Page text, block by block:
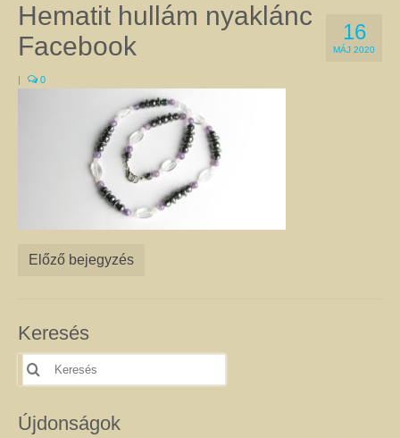
határozza meg, hogy melyik csakrához rendeljük. Így lehetséges az, hogy pl.
a Gyökércsakra harmonizálásához a gránátot és a vörös jáspist egyaránt
használják. Ugyanez a helyzet az Erőcsakrával, amelyre a megfigyelések
vannak kivételek, amikor az adott csakrához két különböző kő is kapcsolható.
Ilyen pl. a Szívcsakra, amelyhez a zöld aventurin épp olyan jó, mint a
rózsakvarc, a szeretet kristály. A csakrák leírását itt olvashatja.
Féldrágakő ékszer
Ezen az oldalon csak olyan egyedi kézműves féldrágakő ékszer található,
amelyet valódi ásványok, féldrágakövek, illetve kristályok felhasználásával
készítettem. Az ékszerek megalkotása során a színek és a formák
kombinációjával igyekeztem egyedi összhatást elérni.
különleges egyéniségével, és még a legegyszerűbb ruhát is feldobják. Az
ékszereimet szettben viselni, mert így még jobban tud érvényesülni
szépségük, egyediségük és gyógyító hatásuk. Az szett elemeit az egyes
termékoldalakon, az oldalak alján található kapcsolódó termékek között
féldrágakő ékszer olyan különleges és értékes ajándék lehet, amely “nem
16
MÁJ 2020
Hematit hullám nyaklánc
Facebook
0
Előző bejegyzés
Keresés
Keresés
erre:
Újdonságok